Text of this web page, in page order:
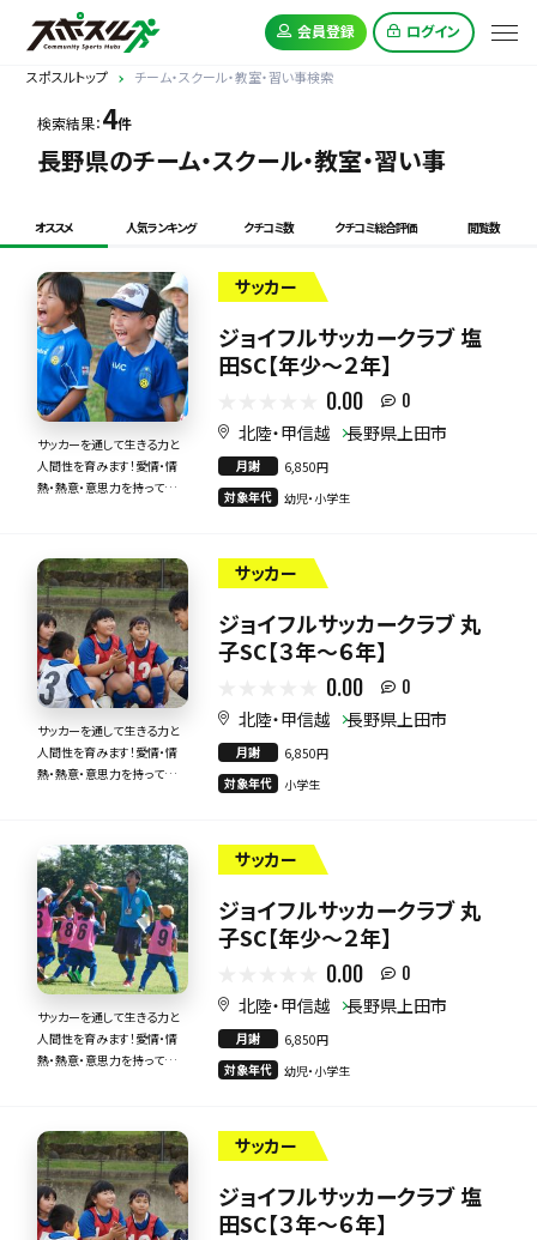
会員登録 ログイン
スポスルトップ チーム・スクール・教室・習い事検索
検索結果：4件
長野県のチーム・スクール・教室・習い事
オススメ 人気ランキング クチコミ数 クチコミ総合評価 閲覧数
サッカーを通して生きる力と
人間性を育みます！愛情・情
熱・熱意・意思力を持って全
サッカー
ジョイフルサッカークラブ 塩
田SC【年少～２年】
0.00 0
北陸・甲信越 長野県上田市
月謝
6,850円
対象年代
幼児・小学生
サッカーを通して生きる力と
人間性を育みます！愛情・情
熱・熱意・意思力を持って全
サッカー
ジョイフルサッカークラブ 丸
子SC【３年～６年】
0.00 0
北陸・甲信越 長野県上田市
月謝
6,850円
対象年代
小学生
サッカーを通して生きる力と
人間性を育みます！愛情・情
熱・熱意・意思力を持って全
サッカー
ジョイフルサッカークラブ 丸
子SC【年少～２年】
0.00 0
北陸・甲信越 長野県上田市
月謝
6,850円
対象年代
幼児・小学生
サッカー
ジョイフルサッカークラブ 塩
田SC【３年～６年】